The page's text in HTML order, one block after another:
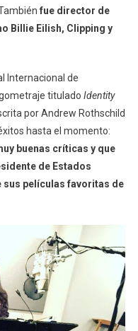
fue director de
Billie Eilish, Clipping y
Internacional de
titulado Identity
por Andrew Rothschild
hasta el momento:
buenas críticas y que
de Estados
sus películas favoritas de